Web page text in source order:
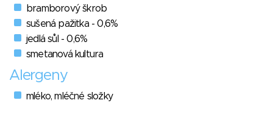
bramborový škrob
sušená pažitka - 0,6%
jedlá sůl - 0,6%
smetanová kultura
Alergeny
mléko, mléčné složky